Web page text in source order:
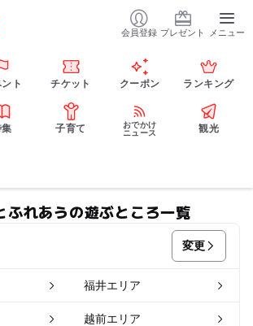
会員登録 プレゼント メニュー
ト チケット クーポン ランキング
子育て
おでかけ
ニュース
観光
ふれあうの遊ぶところ一覧
変更
福井エリア
越前エリア